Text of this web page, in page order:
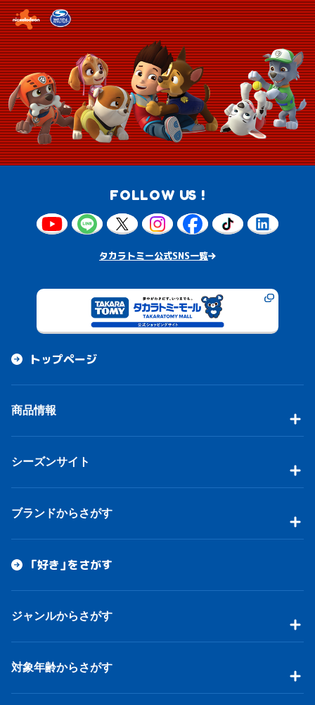
FOLLOW US !
タカラトミー公式SNS一覧
トップページ
商品情報
シーズンサイト
ブランドからさがす
「好き」をさがす
ジャンルからさがす
対象年齢からさがす